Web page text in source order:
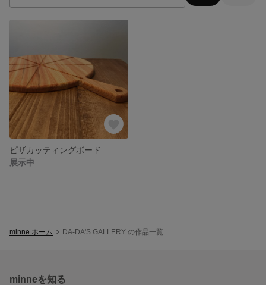
ピザカッティングボード
展示中
minne ホーム DA-DA'S GALLERY の作品一覧
minneを知る